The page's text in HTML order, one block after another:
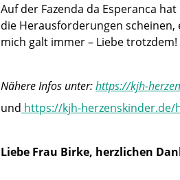
Auf der Fazenda da Esperanca
die Herausforderungen scheinen,
mich galt immer – Liebe
Nähere Infos unter:https://kjh-
und https://kjh-herzenskinder.de/
Liebe Frau Birke, herzlichen